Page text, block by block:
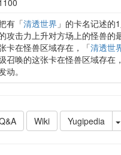
有「清透世界 」的卡名记述的
击力上升对方场上的怪兽的
卡在怪兽区域存在，「清透世
召唤的这张卡在怪兽区域存在
。
Wiki Yugipedia